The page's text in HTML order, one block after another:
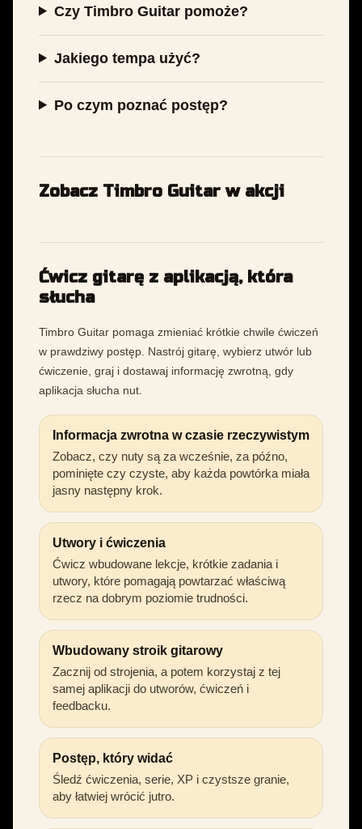
Czy Timbro Guitar pomoże?
Jakiego tempa użyć?
Po czym poznać postęp?
Zobacz Timbro Guitar w akcji
Ćwicz gitarę z aplikacją, która
słucha
Timbro Guitar pomaga zmieniać krótkie chwile ćwiczeń
w prawdziwy postęp. Nastrój gitarę, wybierz utwór lub
ćwiczenie, graj i dostawaj informację zwrotną, gdy
aplikacja słucha nut.
Informacja zwrotna w czasie rzeczywistym
Zobacz, czy nuty są za wcześnie, za późno,
pominięte czy czyste, aby każda powtórka miała
jasny następny krok.
Utwory i ćwiczenia
Ćwicz wbudowane lekcje, krótkie zadania i
utwory, które pomagają powtarzać właściwą
rzecz na dobrym poziomie trudności.
Wbudowany stroik gitarowy
Zacznij od strojenia, a potem korzystaj z tej
samej aplikacji do utworów, ćwiczeń i
feedbacku.
Postęp, który widać
Śledź ćwiczenia, serie, XP i czystsze granie,
aby łatwiej wrócić jutro.